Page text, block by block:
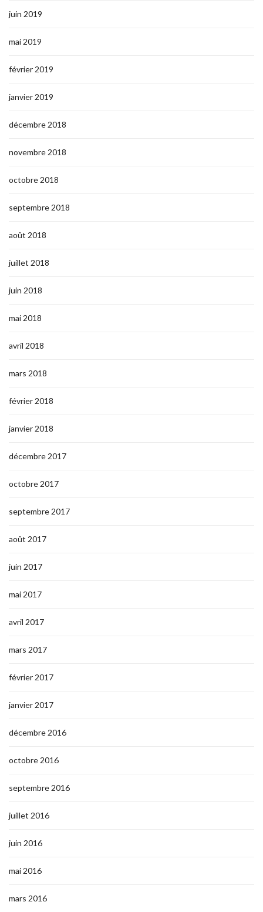
juin 2019
mai 2019
février 2019
janvier 2019
décembre 2018
novembre 2018
octobre 2018
septembre 2018
août 2018
juillet 2018
juin 2018
mai 2018
avril 2018
mars 2018
février 2018
janvier 2018
décembre 2017
octobre 2017
septembre 2017
août 2017
juin 2017
mai 2017
avril 2017
mars 2017
février 2017
janvier 2017
décembre 2016
octobre 2016
septembre 2016
juillet 2016
juin 2016
mai 2016
mars 2016